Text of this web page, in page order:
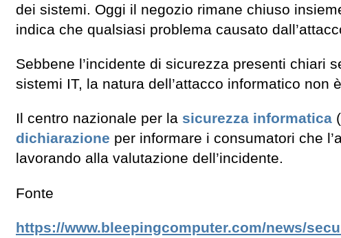
dei sistemi. Oggi il negozio rimane chiuso
indica che qualsiasi problema causato
Sebbene l’incidente di sicurezza presenti chiari
sistemi IT, la natura dell’attacco informatico non
Il centro nazionale per la sicurezza informatica (
dichiarazione per informare i consumatori che
lavorando alla valutazione dell’incidente.
Fonte
https://www.bleepingcomputer.com/news/